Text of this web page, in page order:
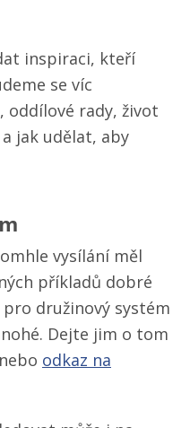
inspiraci, kteří
se víc
oddílové rady, život
jak udělat, aby
vysílání měl
příkladů dobré
družinový systém
Dejte jim o tom
odkaz na